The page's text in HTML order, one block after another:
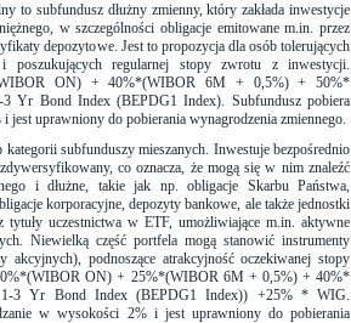
to subfundusz dłużny zmienny, który zakłada inwestycje
w szczególności obligacje emitowane m.in. przez
depozytowe. Jest to propozycja dla osób tolerujących
poszukujących regularnej stopy zwrotu z inwestycji.
ON) + 40%*(WIBOR 6M + 0,5%) + 50%*
Yr Bond Index (BEPDG1 Index). Subfundusz pobiera
i jest uprawniony do pobierania wynagrodzenia zmiennego.
subfunduszy mieszanych. Inwestuje bezpośrednio
co oznacza, że mogą się w nim znaleźć
i dłużne, takie jak np. obligacje Skarbu Państwa,
korporacyjne, depozyty bankowe, ale także jednostki
uczestnictwa w ETF, umożliwiające m.in. aktywne
Niewielką część portfela mogą stanowić instrumenty
akcyjnych), podnoszące atrakcyjność oczekiwanej stopy
ON) + 25%*(WIBOR 6M + 0,5%) + 40%*
1-3 Yr Bond Index (BEPDG1 Index)) +25% * WIG.
w wysokości 2% i jest uprawniony do pobierania